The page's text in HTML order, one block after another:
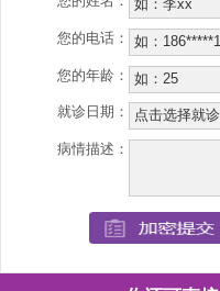
您的电话：
您的年龄：
就诊日期：
病情描述：